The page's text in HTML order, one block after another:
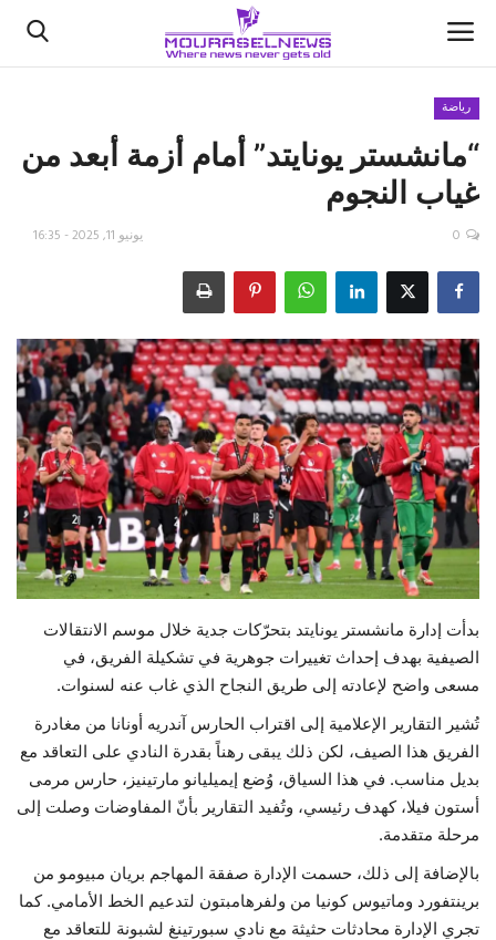
الأخبار
كتّابنا
اقتصاد
علوم وتكنولوجيا
رياضة
فيديو
حياة
رياضة
“مانشستر يونايتد” أمام أزمة أبعد من
غياب النجوم
يونيو 11, 2025 - 16:35 0
بدأت إدارة مانشستر يونايتد بتحرّكات جدية خلال موسم الانتقالات
الصيفية بهدف إحداث تغييرات جوهرية في تشكيلة الفريق، في
مسعى واضح لإعادته إلى طريق النجاح الذي غاب عنه لسنوات.
تُشير التقارير الإعلامية إلى اقتراب الحارس آندريه أونانا من مغادرة
الفريق هذا الصيف، لكن ذلك يبقى رهناً بقدرة النادي على التعاقد مع
بديل مناسب. في هذا السياق، وُضع إيميليانو مارتينيز، حارس مرمى
أستون فيلا، كهدف رئيسي، وتُفيد التقارير بأنّ المفاوضات وصلت إلى
مرحلة متقدمة.
بالإضافة إلى ذلك، حسمت الإدارة صفقة المهاجم بريان مبيومو من
برينتفورد وماتيوس كونيا من ولفرهامبتون لتدعيم الخط الأمامي. كما
تجري الإدارة محادثات حثيثة مع نادي سبورتينغ لشبونة للتعاقد مع